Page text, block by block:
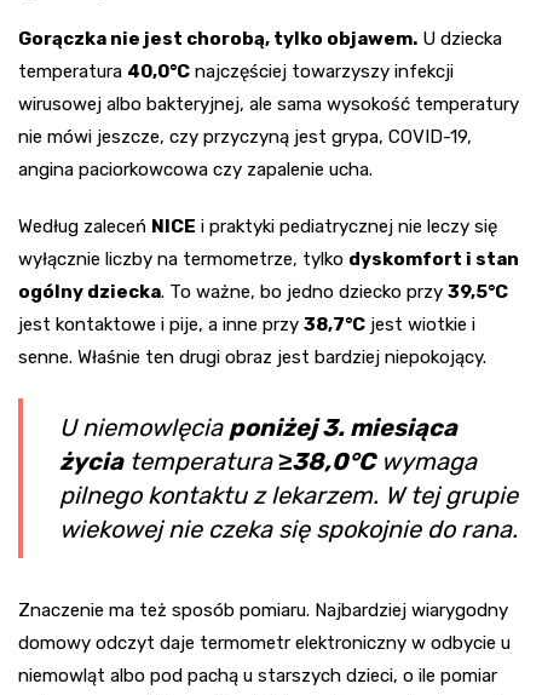
Gorączka nie jest chorobą, tylko objawem. U dziecka
temperatura 40,0°C najczęściej towarzyszy infekcji
wirusowej albo bakteryjnej, ale sama wysokość temperatury
nie mówi jeszcze, czy przyczyną jest grypa, COVID-19,
angina paciorkowcowa czy zapalenie ucha.
Według zaleceń NICE i praktyki pediatrycznej nie leczy się
wyłącznie liczby na termometrze, tylko dyskomfort i stan
ogólny dziecka. To ważne, bo jedno dziecko przy 39,5°C
jest kontaktowe i pije, a inne przy 38,7°C jest wiotkie i
senne. Właśnie ten drugi obraz jest bardziej niepokojący.
U niemowlęcia poniżej 3. miesiąca
życiatemperatura≥38,0°Cwymaga
pilnego kontaktu z lekarzem. W tej grupie
wiekowej nie czeka się spokojnie do rana.
Znaczenie ma też sposób pomiaru. Najbardziej wiarygodny
domowy odczyt daje termometr elektroniczny w odbycie u
niemowląt albo pod pachą u starszych dzieci, o ile pomiar